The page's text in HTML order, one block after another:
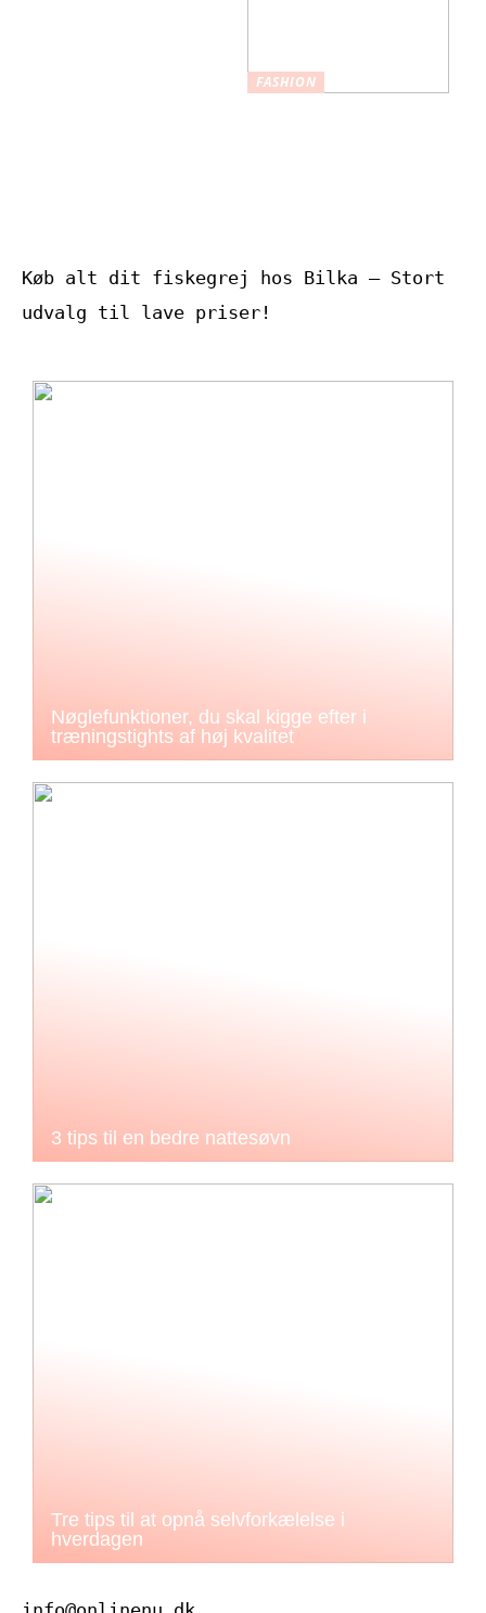
FASHION
Køb alt dit fiskegrej hos Bilka – Stort
udvalg til lave priser!
Nøglefunktioner, du skal kigge efter i
træningstights af høj kvalitet
3 tips til en bedre nattesøvn
Tre tips til at opnå selvforkælelse i
hverdagen